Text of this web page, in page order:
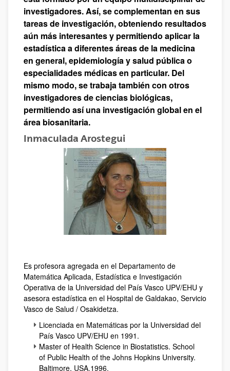
investigadores. Así, se complementan en sus
tareas de investigación, obteniendo resultados
aún más interesantes y permitiendo aplicar la
estadística a diferentes áreas de la medicina
en general, epidemiología y salud pública o
especialidades médicas en particular. Del
mismo modo, se trabaja también con otros
investigadores de ciencias biológicas,
permitiendo así una investigación global en el
área biosanitaria.
Inmaculada Arostegui
Es profesora agregada en el Departamento de
Matemática Aplicada, Estadística e Investigación
Operativa de la Universidad del País Vasco UPV/EHU y
asesora estadística en el Hospital de Galdakao, Servicio
Vasco de Salud / Osakidetza.
Licenciada en Matemáticas por la Universidad del
País Vasco UPV/EHU en 1991.
Master of Health Science in Biostatistics. School
of Public Health of the Johns Hopkins University.
Baltimore, USA.1996.